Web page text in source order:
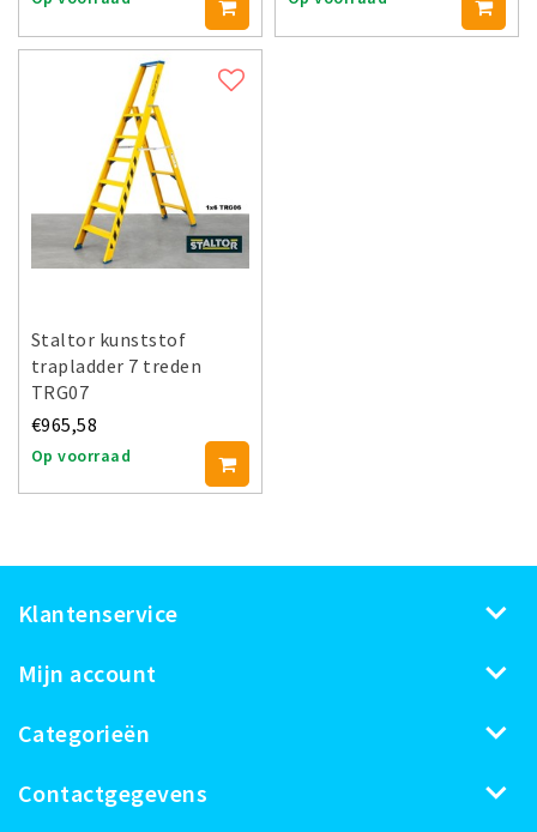
Staltor kunststof
trapladder 7 treden
TRG07
€965,58
Op voorraad
Klantenservice
Mijn account
Categorieën
Contactgegevens